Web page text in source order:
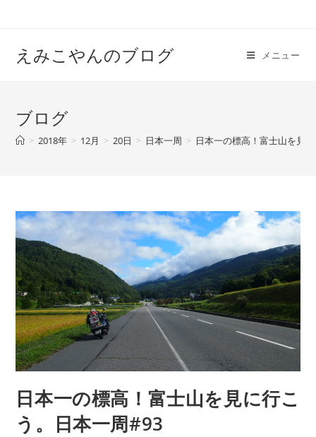
えみこやんのブログ メニュー
ブログ
> 2018年 > 12月 > 20日 > 日本一周 > 日本一の標高！富士山を見
日本一の標高！富士山を見に行こ
う。日本一周#93